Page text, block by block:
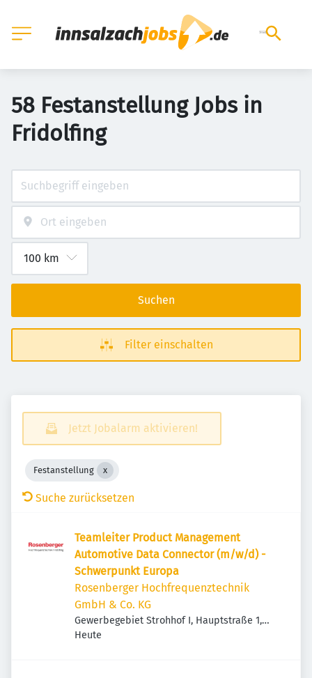
58 Festanstellung Jobs in
Fridolfing
Suchen
Filter einschalten
Jetzt Jobalarm aktivieren!
Festanstellung
Suche zurücksetzen
Teamleiter Product Management
Automotive Data Connector (m/w/d) -
Schwerpunkt Europa
Rosenberger Hochfrequenztechnik
GmbH & Co. KG
Gewerbegebiet Strohhof I, Hauptstraße 1,
83413 Fridolfing, Deutschland
Veröffentlicht
Heute